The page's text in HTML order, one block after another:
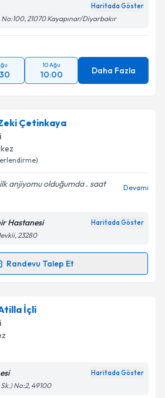
Haritada Göster
21070 Kayapınar/Diyarbakır
10 Ağu
10:00 Daha Fazla
Çetinkaya
anjiyomu olduğumda . saat
Devamı
Hastanesi Haritada Göster
23280
Randevu Talep Et
Talebi
uzmandan randevu almanız için bir
e-posta ile bilgilendireceğiz.
İçli
Haritada Göster
No:2, 49100